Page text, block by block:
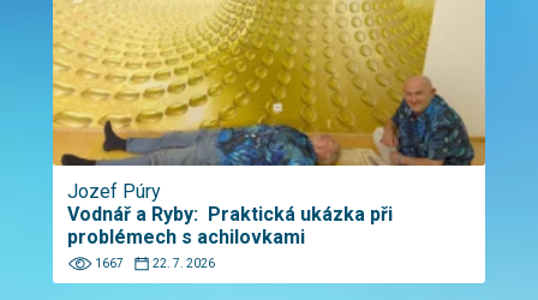
Jozef Púry
Vodnář a Ryby: Praktická ukázka při
problémech s achilovkami
1667 22. 7. 2026